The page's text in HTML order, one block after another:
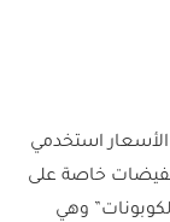
استخدمي
خاصة على
وهي